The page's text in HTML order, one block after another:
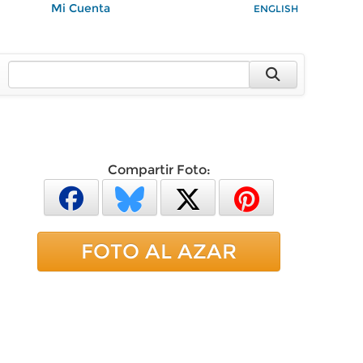
Mi Cuenta ENGLISH
Compartir Foto:
FOTO AL AZAR